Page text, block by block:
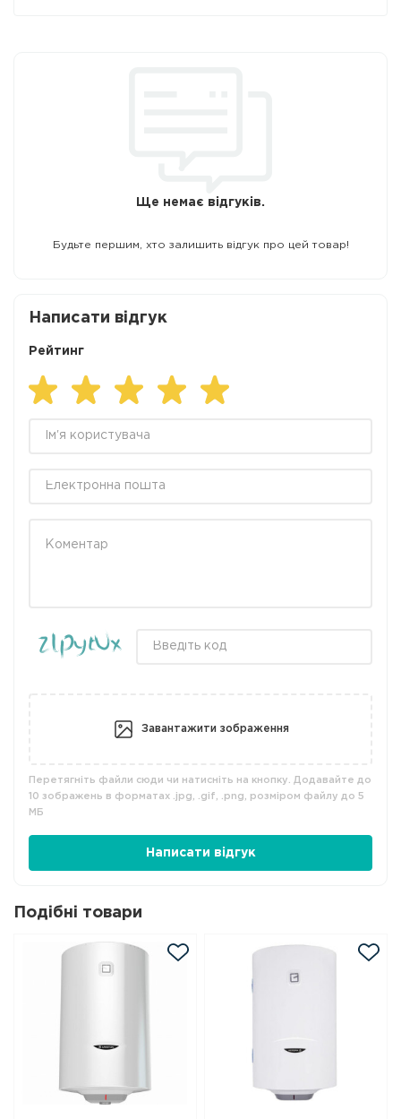
Ще немає відгуків.
Будьте першим, хто залишить відгук про цей товар!
Написати відгук
Рейтинг
Завантажити зображення
Перетягніть файли сюди чи натисніть на кнопку. Додавайте до
10 зображень в форматах .jpg, .gif, .png, розміром файлу до 5
МБ
Написати відгук
Подібні товари